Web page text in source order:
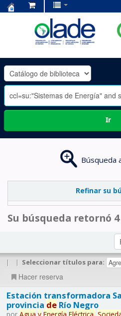
OLADE
-
Ir
Búsqueda
Refinar su
Su búsqueda retornó
| | Seleccionar títulos para:
Hacer reserva
Estación transformadora
provincia deRío Negro